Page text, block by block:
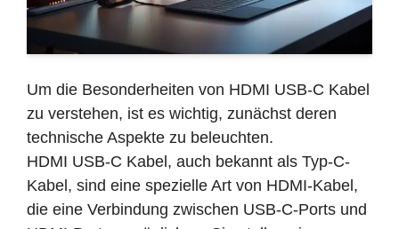
Um die Besonderheiten von HDMI USB-C Kabel
zu verstehen, ist es wichtig, zunächst deren
technische Aspekte zu beleuchten.
HDMI USB-C Kabel, auch bekannt als Typ-C-
Kabel, sind eine spezielle Art von HDMI-Kabel,
die eine Verbindung zwischen USB-C-Ports und